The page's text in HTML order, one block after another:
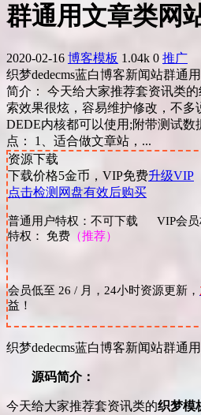
群通用文章类网
2020-02-16 博客模板 1.04k 0 推广
织梦dedecms蓝白博客新闻站群
简介： 今天给大家推荐套资讯类
索效果很炫，容易维护修改，不多
DEDE内核都可以使用;附带测
点： 1、适合做文章站，...
资源下载
下载价格5金币，VIP免费升级VIP
点击检测网盘有效后购买
普通用户特权：不可下载 VIP会
特权： 免费 （推荐）
会员低至 26 / 月，24小时资源更新，
益！
织梦dedecms蓝白博客新闻站群通
源码简介：
今天给大家推荐套资讯类的织梦模